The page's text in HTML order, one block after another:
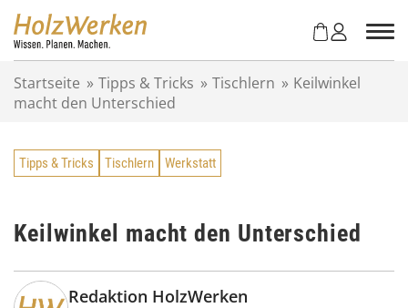
Startseite » Tipps & Tricks » Tischlern » Keilwinkel
macht den Unterschied
Tipps & Tricks Tischlern Werkstatt
Keilwinkel macht den Unterschied
Redaktion HolzWerken